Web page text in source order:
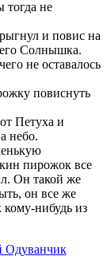
не
и повис на
Солнышка.
не оставалось
повиснуть
Петуха и
небо.
пирожок все
Он такой же
он все же
кому-нибудь из
Одуванчик